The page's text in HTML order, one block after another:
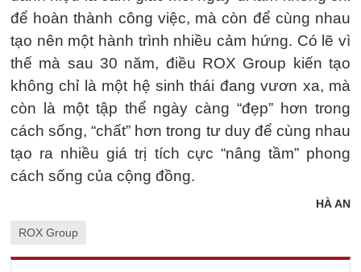
để hoàn thành công việc, mà còn để cùng nhau
tạo nên một hành trình nhiều cảm hứng. Có lẽ vì
thế mà sau 30 năm, điều ROX Group kiến tạo
không chỉ là một hệ sinh thái đang vươn xa, mà
còn là một tập thể ngày càng “đẹp” hơn trong
cách sống, “chất” hơn trong tư duy để cùng nhau
tạo ra nhiều giá trị tích cực “nâng tầm” phong
cách sống của cộng đồng.
HÀ AN
ROX Group